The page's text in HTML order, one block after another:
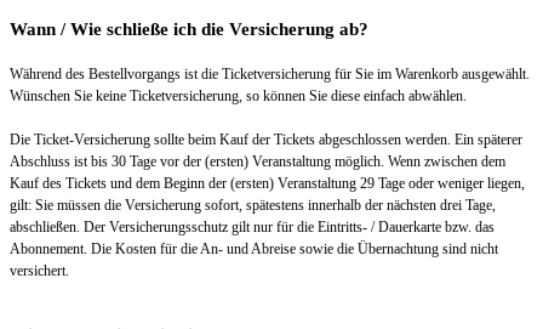
Wann / Wie schließe ich die Versicherung ab?
Während des Bestellvorgangs ist die Ticketversicherung für Sie im Warenkorb ausgewählt.
Wünschen Sie keine Ticketversicherung, so können Sie diese einfach abwählen.
Die Ticket-Versicherung sollte beim Kauf der Tickets abgeschlossen werden. Ein späterer
Abschluss ist bis 30 Tage vor der (ersten) Veranstaltung möglich. Wenn zwischen dem
Kauf des Tickets und dem Beginn der (ersten) Veranstaltung 29 Tage oder weniger liegen,
gilt: Sie müssen die Versicherung sofort, spätestens innerhalb der nächsten drei Tage,
abschließen. Der Versicherungsschutz gilt nur für die Eintritts- / Dauerkarte bzw. das
Abonnement. Die Kosten für die An- und Abreise sowie die Übernachtung sind nicht
versichert.